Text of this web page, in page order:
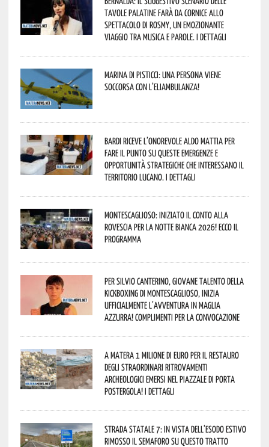
Tavole Palatine farà da cornice allo
spettacolo di Rosmy, un emozionante
viaggio tra musica e parole. I dettagli
Marina di Pisticci: una persona viene
soccorsa con l’eliambulanza!
Bardi riceve l’onorevole Aldo Mattia per
fare il punto su queste emergenze e
opportunità strategiche che interessano il
territorio lucano. I dettagli
Montescaglioso: iniziato il conto alla
rovescia per la Notte Bianca 2026! Ecco il
programma
Per Silvio Canterino, giovane talento della
kickboxing di Montescaglioso, inizia
ufficialmente l’avventura in maglia
azzurra! Complimenti per la convocazione
A Matera 1 milione di euro per il restauro
degli straordinari ritrovamenti
archeologici emersi nel piazzale di Porta
Postergola! I dettagli
Strada statale 7: in vista dell’esodo estivo
rimosso il semaforo su questo tratto